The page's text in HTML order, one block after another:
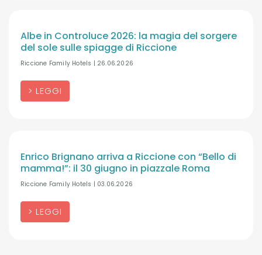
Albe in Controluce 2026: la magia del sorgere
del sole sulle spiagge di Riccione
Riccione Family Hotels | 26.06.2026
LEGGI
Enrico Brignano arriva a Riccione con “Bello di
mamma!”: il 30 giugno in piazzale Roma
Riccione Family Hotels | 03.06.2026
LEGGI